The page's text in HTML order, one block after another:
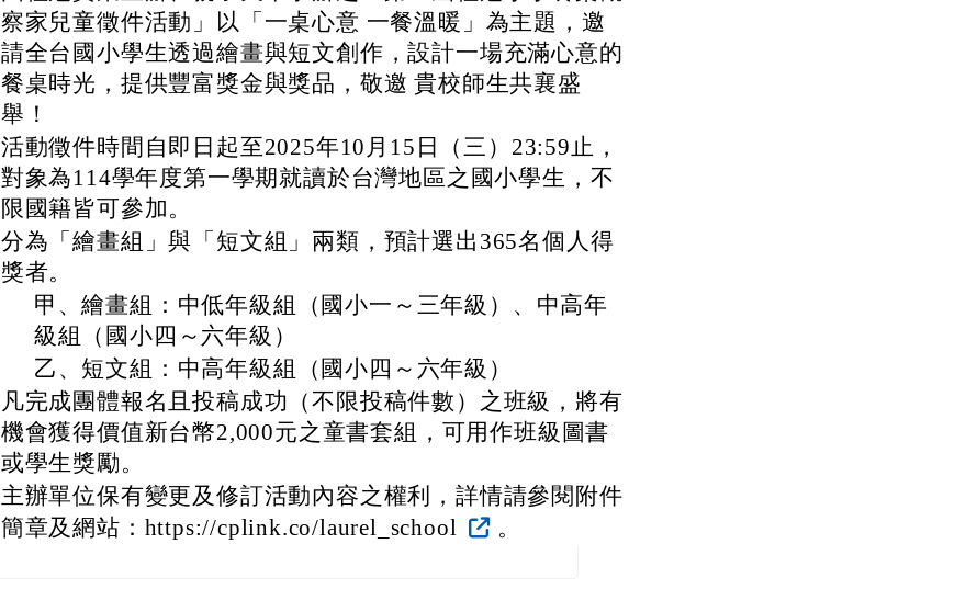
察家兒童徵件活動」以「一桌心意 一餐溫暖」為主題，邀
請全台國小學生透過繪畫與短文創作，設計一場充滿心意的
餐桌時光，提供豐富獎金與獎品，敬邀 貴校師生共襄盛
舉！
活動徵件時間自即日起至2025年10月15日（三）23:59止，
對象為114學年度第一學期就讀於台灣地區之國小學生，不
限國籍皆可參加。
分為「繪畫組」與「短文組」兩類，預計選出365名個人得
獎者。
甲、繪畫組：中低年級組（國小一～三年級）、中高年
級組（國小四～六年級）
乙、短文組：中高年級組（國小四～六年級）
凡完成團體報名且投稿成功（不限投稿件數）之班級，將有
機會獲得價值新台幣2,000元之童書套組，可用作班級圖書
或學生獎勵。
主辦單位保有變更及修訂活動內容之權利，詳情請參閱附件
簡章及網站：https://cplink.co/laurel_school
。